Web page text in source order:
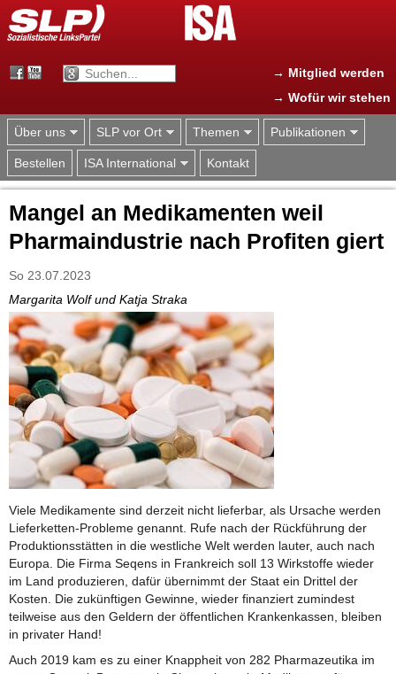
Jump to navigation
→ Mitglied werden
→ Wofür wir stehen
Über uns SLP vor Ort Themen Publikationen
Bestellen ISA International Kontakt
Mangel an Medikamenten weil
Pharmaindustrie nach Profiten giert
So 23.07.2023
Margarita Wolf und Katja Straka
Viele Medikamente sind derzeit nicht lieferbar, als Ursache werden
Lieferketten-Probleme genannt. Rufe nach der Rückführung der
Produktionsstätten in die westliche Welt werden lauter, auch nach
Europa. Die Firma Seqens in Frankreich soll 13 Wirkstoffe wieder
im Land produzieren, dafür übernimmt der Staat ein Drittel der
Kosten. Die zukünftigen Gewinne, wieder finanziert zumindest
teilweise aus den Geldern der öffentlichen Krankenkassen, bleiben
in privater Hand!
Auch 2019 kam es zu einer Knappheit von 282 Pharmazeutika im